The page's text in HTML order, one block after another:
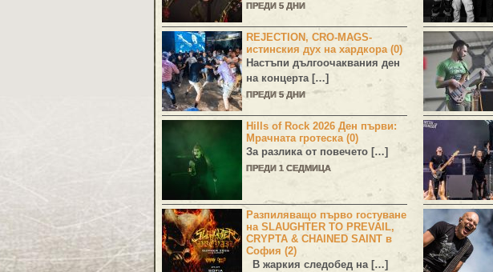
ПРЕДИ 5 ДНИ
REJECTION, CRO-MAGS-
истинския дух на хардкора (0)
Настъпи дългоочаквания ден
на концерта […]
ПРЕДИ 5 ДНИ
Hills of Rock 2026 Ден първи:
Мрачната гротеска (0)
За разлика от повечето […]
ПРЕДИ 1 СЕДМИЦА
Разпиляващо първо гостуване
на SLAUGHTER TO PREVAIL,
CRYPTA & CHAINED SAINT в
София (2)
В жаркия следобед на […]